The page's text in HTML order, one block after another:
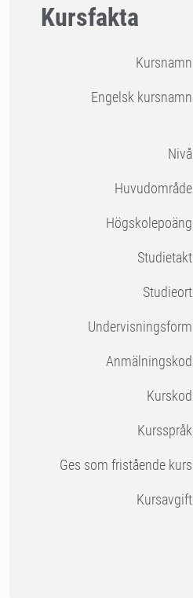
Kursfakta
Kursnamn
Engelsk kursnamn
Nivå
Huvudområde
högskolepoäng
Studietakt
Studieort
Undervisningsform
Anmälningskod
Kurskod
Kursspråk
Ges som fristående kurs
Kursavgift